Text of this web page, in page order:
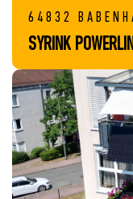
64832
SYRINK